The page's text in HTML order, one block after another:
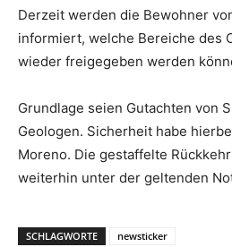
Derzeit werden die Bewohner
informiert, welche Bereiche des
wieder freigegeben werden
Grundlage seien Gutachten von
Geologen. Sicherheit habe
Moreno. Die gestaffelte
weiterhin unter der geltenden
SCHLAGWORTE newsticker